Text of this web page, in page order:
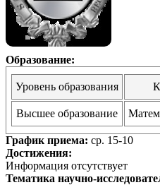
Образование:
Уровень образования
Высшее образование
График приема: ср. 15-10
Достижения:
Информация отсутствует
Тематика научно-